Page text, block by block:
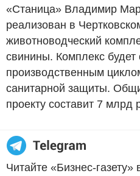
«Станица» Владимир
реализован в
животноводческий
свинины. Комплекс
производственным
санитарной защиты.
проекту составит 7 млрд
Читайте «Бизнес-газету»